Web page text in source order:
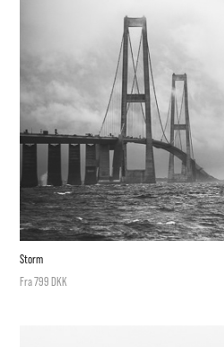
Storm
Fra 799 DKK